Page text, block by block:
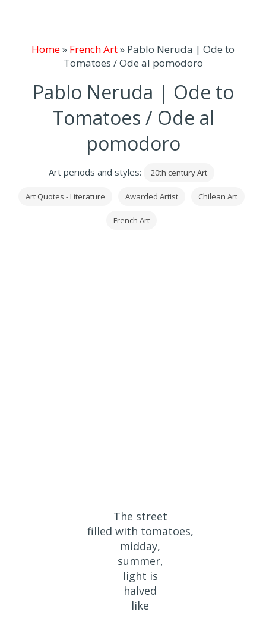
Home» French Art» Pablo Neruda | Ode to
Tomatoes / Ode al pomodoro
Pablo Neruda | Ode to
Tomatoes / Ode al
pomodoro
Art periods and styles: 20th century Art
Art Quotes - Literature Awarded Artist Chilean Art
French Art
The street
filled with tomatoes,
midday,
summer,
light is
halved
like